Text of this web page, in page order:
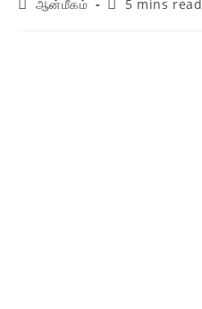
ஆன்மீகம் 5 mins read